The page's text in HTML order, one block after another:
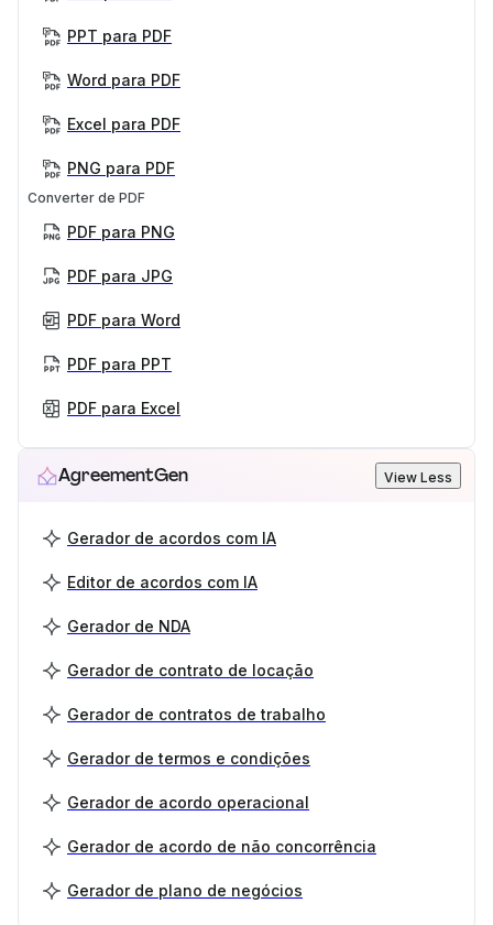
PPT para PDF
Word para PDF
Excel para PDF
PNG para PDF
Converter de PDF
PDF para PNG
PDF para JPG
PDF para Word
PDF para PPT
PDF para Excel
AgreementGen View Less
Gerador de acordos com IA
Editor de acordos com IA
Gerador de NDA
Gerador de contrato de locação
Gerador de contratos de trabalho
Gerador de termos e condições
Gerador de acordo operacional
Gerador de acordo de não concorrência
Gerador de plano de negócios